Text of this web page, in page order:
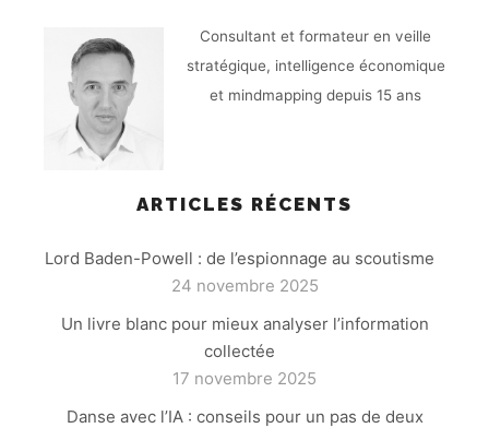
Consultant et formateur en veille
stratégique, intelligence économique
et mindmapping depuis 15 ans
ARTICLES RÉCENTS
Lord Baden-Powell : de l’espionnage au scoutisme
24 novembre 2025
Un livre blanc pour mieux analyser l’information
collectée
17 novembre 2025
Danse avec l’IA : conseils pour un pas de deux